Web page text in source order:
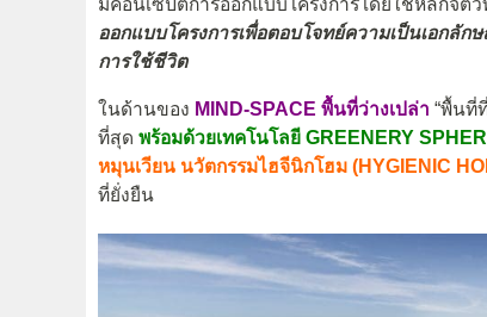
มีคอนเซ็ปต์การออกแบบโครงการโดยใช้หลักจิต
ออกแบบโครงการเพื่อตอบโจทย์ความเป็นเอก
การใช้ชีวิต
ในด้านของ MIND-SPACE พื้นที่ว่างเปล่า “พื้นที่
ที่สุด พร้อมด้วยเทคโนโลยี GREENERY
หมุนเวียน นวัตกรรมไฮจีนิกโฮม (HYGIENIC
ที่ยั่งยืน